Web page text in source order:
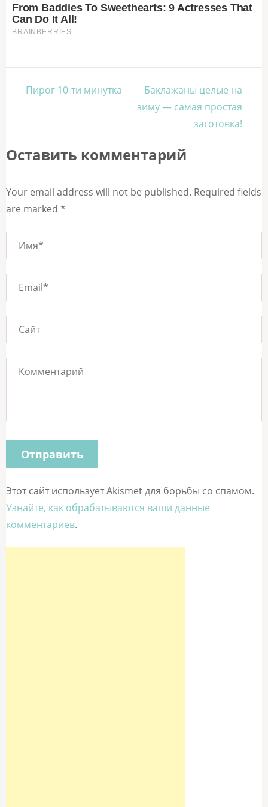
Навигация
Пирог 10-ти минутка
Баклажаны целые на
зиму — самая простая
заготовка!
Оставить комментарий
Your email address will not be published. Required fields
are marked *
Этот сайт использует Akismet для борьбы со спамом.
Узнайте, как обрабатываются ваши данные
комментариев.